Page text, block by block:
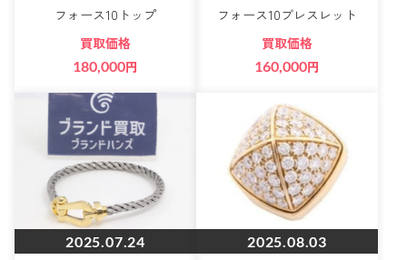
フォース10トップ
買取価格
180,000円
フォース10ブレスレット
買取価格
160,000円
2025.07.24 2025.08.03